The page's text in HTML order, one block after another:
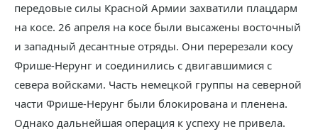
передовые силы Красной Армии захватили плацдарм
на косе. 26 апреля на косе были высажены восточный
и западный десантные отряды. Они перерезали косу
Фрише-Нерунг и соединились с двигавшимися с
севера войсками. Часть немецкой группы на северной
части Фрише-Нерунг были блокирована и пленена.
Однако дальнейшая операция к успеху не привела.